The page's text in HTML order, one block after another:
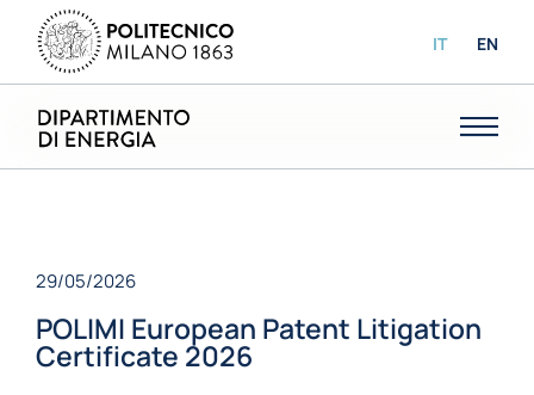
IT EN
29/05/2026
POLIMI European Patent Litigation
Certificate 2026